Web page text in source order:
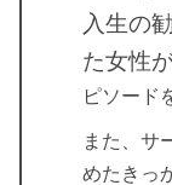
入生の
た女性
ピソード
また、サ
めたきっ